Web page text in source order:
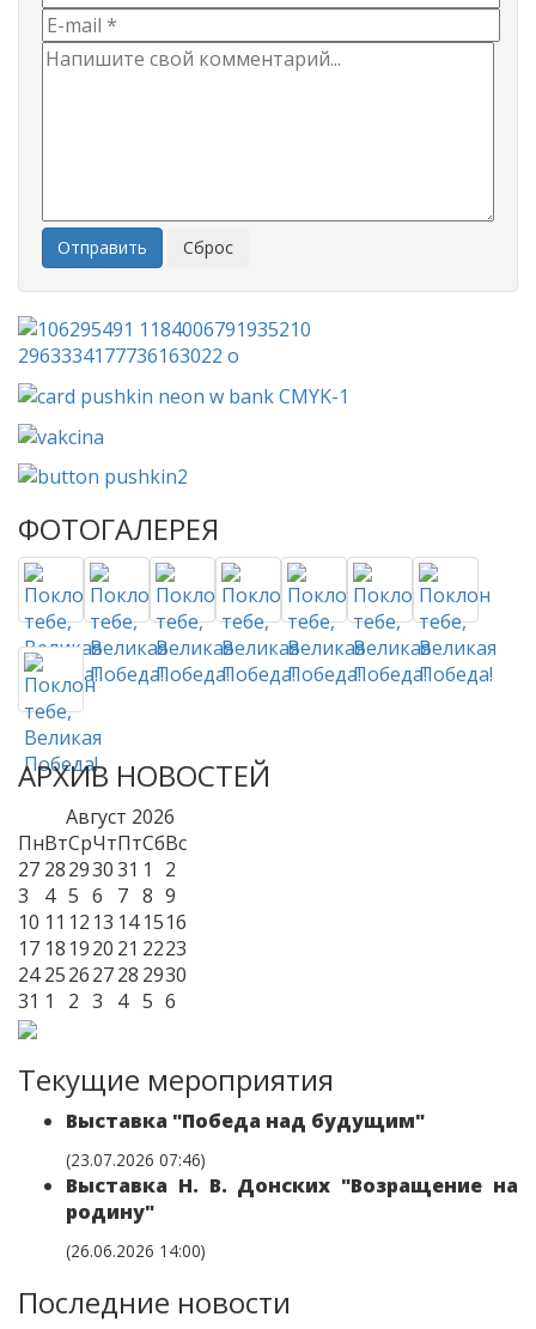
Отправить Сброс
ФОТОГАЛЕРЕЯ
АРХИВ НОВОСТЕЙ
Август 2026
ПнВтСрЧтПтСбВс
27 28293031 1
2
3
4 5 6 7 8 9
10 11 12 13 14 1516
17 18 1920 21 2223
24 25262728 2930
31 1 2 3 4 5 6
Текущие мероприятия
Вы­став­ка "По­бе­да над бу­ду­щим"
(23.07.2026 07:46)
Вы­став­ка Н. В. Дон­ских "Воз­ра­ще­ние на
ро­ди­ну"
(26.06.2026 14:00)
Последние новости